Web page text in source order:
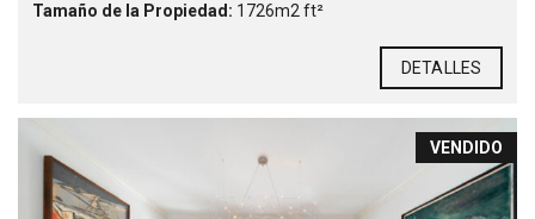
Tamaño de la Propiedad: 1726m2 ft²
DETALLES
VENDIDO